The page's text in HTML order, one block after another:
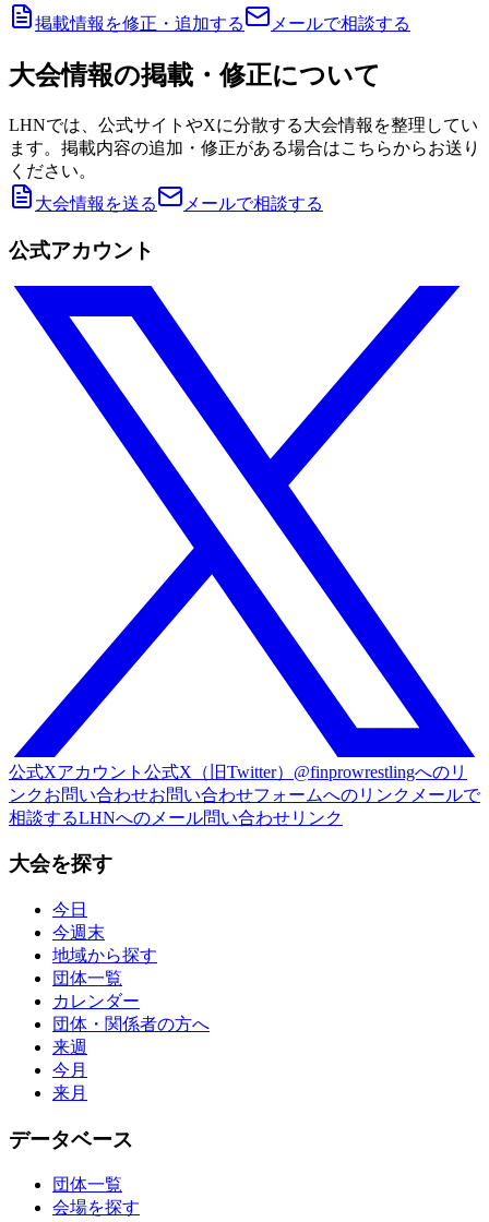
掲載情報を修正・追加する
メールで相談する
大会情報の掲載・修正について
LHNでは、公式サイトやXに分散する大会情報を整理してい
ます。掲載内容の追加・修正がある場合はこちらからお送り
ください。
大会情報を送る
メールで相談する
公式アカウント
公式Xアカウント 公式X（旧Twitter）@finprowrestlingへのリ
ンクお問い合わせお問い合わせフォームへのリンク メールで
相談するLHNへのメール問い合わせリンク
大会を探す
今日
今週末
地域から探す
団体一覧
カレンダー
団体・関係者の方へ
来週
今月
来月
データベース
団体一覧
会場を探す